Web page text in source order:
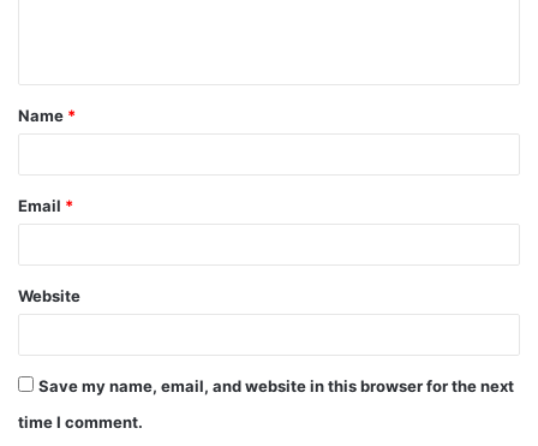
Name *
Email *
Website
Save my name, email, and website in this browser for the next
time I comment.